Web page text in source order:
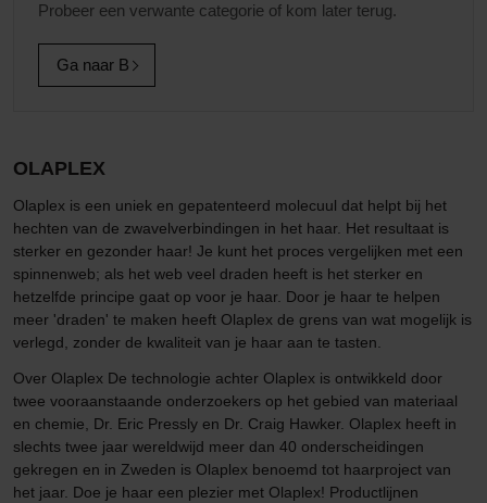
Probeer een verwante categorie of kom later terug.
Ga naar B
OLAPLEX
Olaplex is een uniek en gepatenteerd molecuul dat helpt bij het
hechten van de zwavelverbindingen in het haar. Het resultaat is
sterker en gezonder haar! Je kunt het proces vergelijken met een
spinnenweb; als het web veel draden heeft is het sterker en
hetzelfde principe gaat op voor je haar. Door je haar te helpen
meer 'draden' te maken heeft Olaplex de grens van wat mogelijk is
verlegd, zonder de kwaliteit van je haar aan te tasten.
Over Olaplex De technologie achter Olaplex is ontwikkeld door
twee vooraanstaande onderzoekers op het gebied van materiaal
en chemie, Dr. Eric Pressly en Dr. Craig Hawker. Olaplex heeft in
slechts twee jaar wereldwijd meer dan 40 onderscheidingen
gekregen en in Zweden is Olaplex benoemd tot haarproject van
het jaar. Doe je haar een plezier met Olaplex! Productlijnen